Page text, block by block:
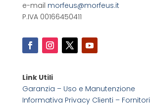
e-mail morfeus@morfeus.it
P.IVA 00166450411
Link Utili
Garanzia – Uso e Manutenzione
Informativa Privacy Clienti – Fornitori